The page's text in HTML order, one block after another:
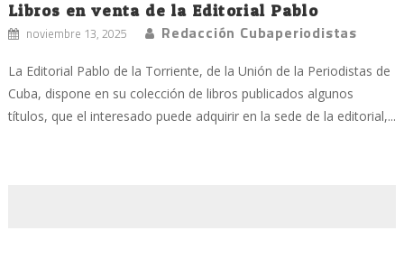
Libros en venta de la Editorial Pablo
noviembre 13, 2025 Redacción Cubaperiodistas
La Editorial Pablo de la Torriente, de la Unión de la Periodistas de
Cuba, dispone en su colección de libros publicados algunos
títulos, que el interesado puede adquirir en la sede de la editorial,...